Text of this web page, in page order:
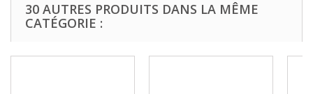
30 AUTRES PRODUITS DANS LA MÊME
CATÉGORIE :